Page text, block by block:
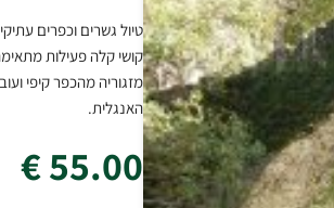
קושי קלה פעילות
האנגלית.
55.00 €